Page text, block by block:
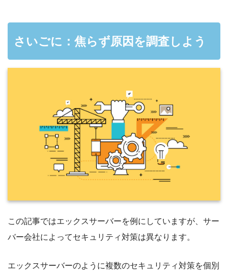
さいごに：焦らず原因を調査しよう
この記事ではエックスサーバーを例にしていますが、サー
バー会社によってセキュリティ対策は異なります。
エックスサーバーのように複数のセキュリティ対策を個別